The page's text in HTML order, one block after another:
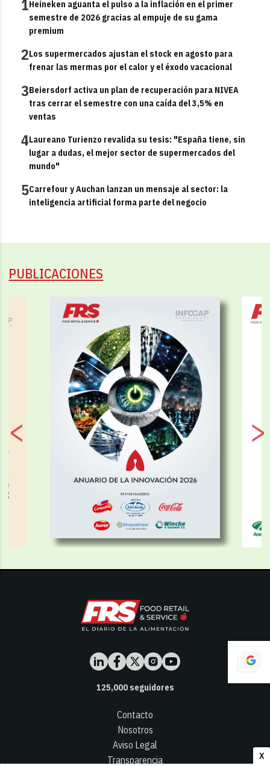
X
1Heineken aguanta el pulso a la inflación en el primer
semestre de 2026 gracias al empuje de su gama
premium
2Los supermercados ajustan el stock en agosto para
frenar las mermas por el calor y el éxodo vacacional
3Beiersdorf activa un plan de recuperación para NIVEA
tras cerrar el semestre con una caída del 3,5% en
ventas
4Laureano Turienzo revalida su tesis: "España tiene, sin
lugar a dudas, el mejor sector de supermercados del
mundo"
5Carrefour y Auchan lanzan un mensaje al sector: la
inteligencia artificial forma parte del negocio
PUBLICACIONES
125,000seguidores
Contacto
Nosotros
Aviso Legal
Transparencia